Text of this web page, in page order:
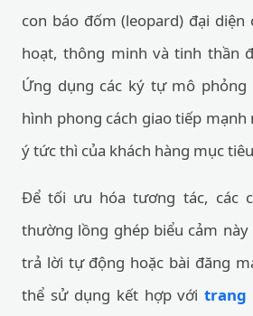
con báo đốm (leopard) đại
hoạt, thông minh và tinh thần
Ứng dụng các ký tự mô phỏng
hình phong cách giao tiếp
ý tức thì của khách hàng mục
Để tối ưu hóa tương tác, các
thường lồng ghép biểu cảm
trả lời tự động hoặc bài đăng
thể sử dụng kết hợp vớitrang